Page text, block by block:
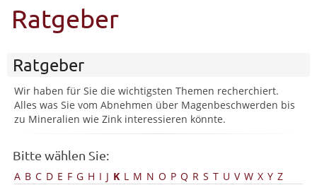
Ratgeber
Ratgeber
Wir haben für Sie die wichtigsten Themen recherchiert.
Alles was Sie vom Abnehmen über Magenbeschwerden bis
zu Mineralien wie Zink interessieren könnte.
Bitte wählen Sie:
A B C D E F G H I J K L M N O P Q R S T U V W X Y Z